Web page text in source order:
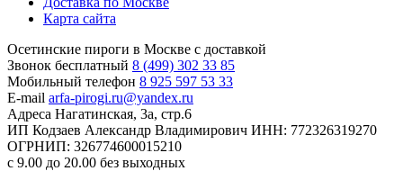
Карта сайта
Осетинские пироги в Москве с доставкой
Звонок бесплатный 8 (499) 302 33 85
Мобильный телефон 8 925 597 53 33
E-mail arfa-pirogi.ru@yandex.ru
Адреса Нагатинская, 3а, стр.6
ИП Кодзаев Александр Владимирович ИНН: 772326319270
ОГРНИП: 326774600015210
с 9.00 до 20.00 без выходных